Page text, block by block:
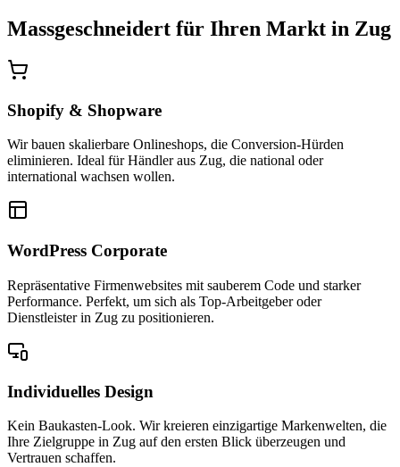
Massgeschneidert für Ihren Markt in Zug
Shopify & Shopware
Wir bauen skalierbare Onlineshops, die Conversion-Hürden
eliminieren. Ideal für Händler aus Zug, die national oder
international wachsen wollen.
WordPress Corporate
Repräsentative Firmenwebsites mit sauberem Code und starker
Performance. Perfekt, um sich als Top-Arbeitgeber oder
Dienstleister in Zug zu positionieren.
Individuelles Design
Kein Baukasten-Look. Wir kreieren einzigartige Markenwelten, die
Ihre Zielgruppe in Zug auf den ersten Blick überzeugen und
Vertrauen schaffen.